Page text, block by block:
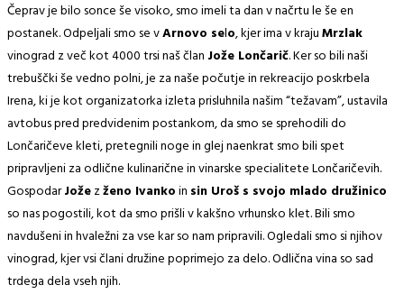
Čeprav je bilo sonce še visoko, smo imeli ta dan v načrtu le še en
postanek. Odpeljali smo se vArnovo selo, kjer ima v krajuMrzlak
vinograd z več kot 4000 trsi naš član Jože Lončarič. Ker so bili naši
trebuščki še vedno polni, je za naše počutje in rekreacijo poskrbela
Irena, ki je kot organizatorka izleta prisluhnila našim “težavam”, ustavila
avtobus pred predvidenim postankom, da smo se sprehodili do
Lončaričeve kleti, pretegnili noge in glej naenkrat smo bili spet
pripravljeni za odlične kulinarične in vinarske specialitete Lončaričevih.
GospodarJožezženo Ivankoin sin Uroš s svojo mlado družinico
so nas pogostili, kot da smo prišli v kakšno vrhunsko klet. Bili smo
navdušeni in hvaležni za vse kar so nam pripravili. Ogledali smo si njihov
vinograd, kjer vsi člani družine poprimejo za delo. Odlična vina so sad
trdega dela vseh njih.